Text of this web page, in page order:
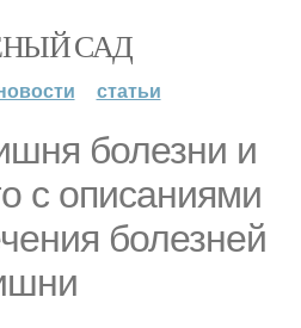
САД
статьи
болезни и
с описаниями
болезней